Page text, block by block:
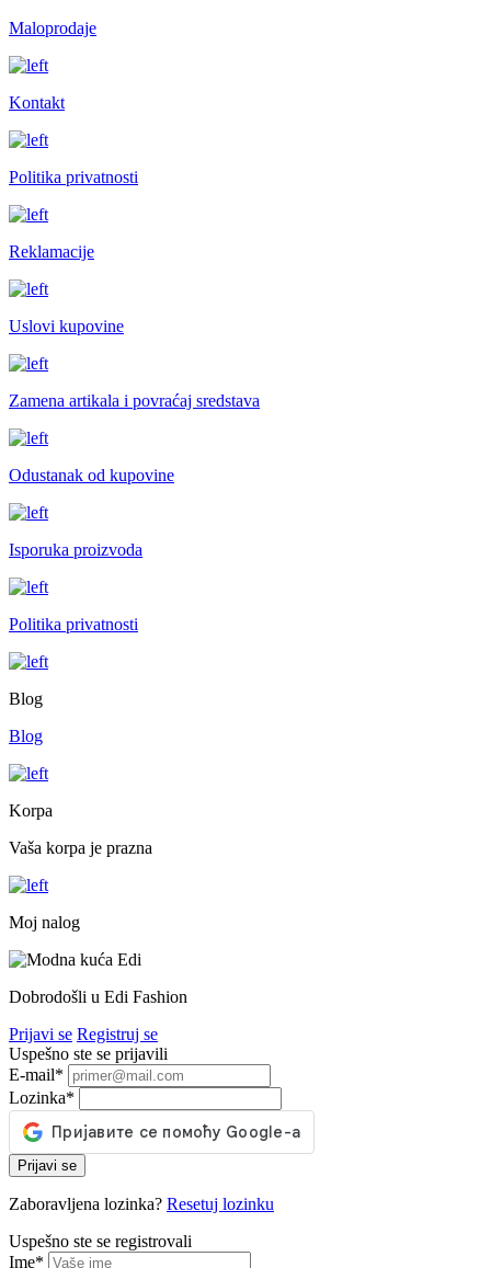
Maloprodaje
Kontakt
Politika privatnosti
Reklamacije
Uslovi kupovine
Zamena artikala i povraćaj sredstava
Odustanak od kupovine
Isporuka proizvoda
Politika privatnosti
Blog
Blog
Korpa
Vaša korpa je prazna
Moj nalog
Dobrodošli u Edi Fashion
Prijavi se Registruj se
Uspešno ste se prijavili
E-mail*
Lozinka*
Prijavi se
Zaboravljena lozinka? Resetuj lozinku
Uspešno ste se registrovali
Ime*